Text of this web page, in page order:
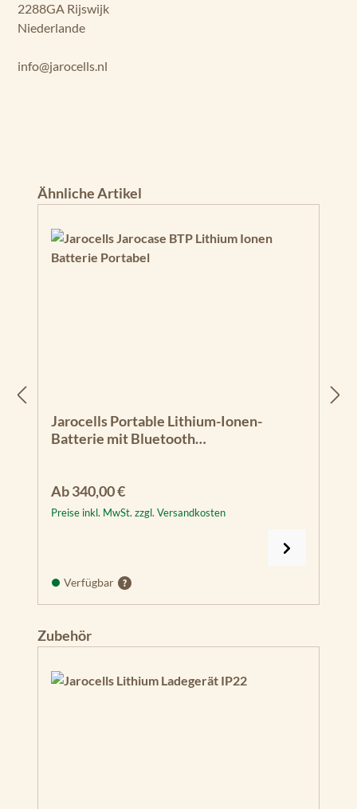
2288GA Rijswijk
Niederlande
info@jarocells.nl
Produktgalerie überspringen
Ähnliche Artikel
Jarocells Portable Lithium-Ionen-
Batterie mit Bluetooth
Regulärer Preis:
Ab340,00 €
Preise inkl. MwSt. zzgl. Versandkosten
Verfügbar
Produktgalerie überspringen
Zubehör